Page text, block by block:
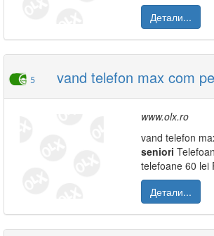
Детали...
5 vand telefon max com
www.olx.ro
vand telefon
seniori
telefoane 60 lei
Детали...